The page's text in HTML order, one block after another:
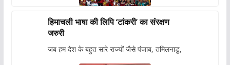
हिमाचली भाषा की लिपि ‘टांकरी’ का संरक्षण
जरुरी
जब हम देश के बहुत सारे राज्यों जैसे पंजाब, तमिलनाडु,